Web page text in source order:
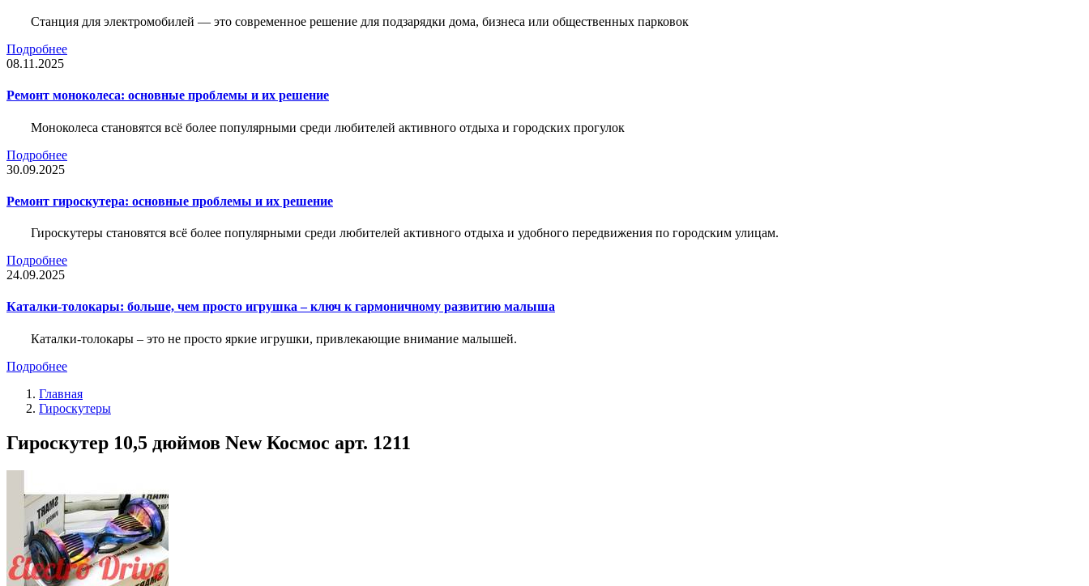
Станция для электромобилей — это современное решение для подзарядки дома, бизнеса или общественных парковок
Подробнее
08.11.2025
Ремонт моноколеса: основные проблемы и их решение
Моноколеса становятся всё более популярными среди любителей активного отдыха и городских прогулок
Подробнее
30.09.2025
Ремонт гироскутера: основные проблемы и их решение
Гироскутеры становятся всё более популярными среди любителей активного отдыха и удобного передвижения по городским улицам.
Подробнее
24.09.2025
Каталки-толокары: больше, чем просто игрушка – ключ к гармоничному развитию малыша
Каталки-толокары – это не просто яркие игрушки, привлекающие внимание малышей.
Подробнее
Главная
Гироскутеры
Гироскутер 10,5 дюймов New Космос арт. 1211